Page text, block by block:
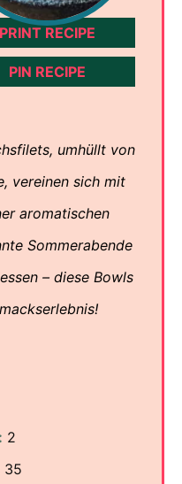
PRINT RECIPE
PIN RECIPE
umhüllt von
vereinen sich mit
aromatischen
Sommerabende
– diese Bowls
2
35